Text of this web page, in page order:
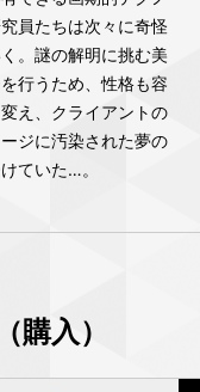
員たちは次々に奇怪
。謎の解明に挑む美
行うため、性格も容
え、クライアントの
ジに汚染された夢の
ていた…。
購入）